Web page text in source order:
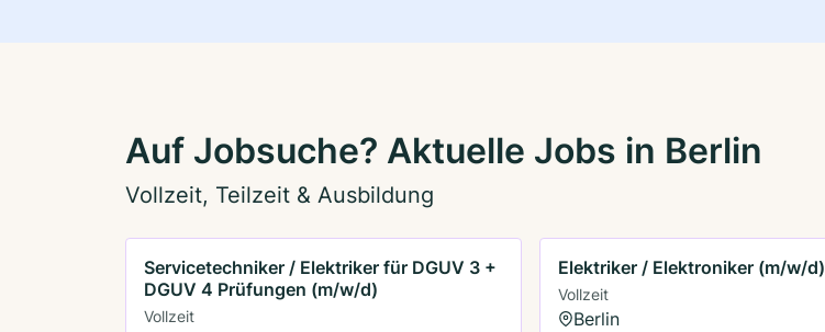
Auf Jobsuche? Aktuelle Jobs in Berlin
Vollzeit, Teilzeit & Ausbildung
Servicetechniker / Elektriker für DGUV 3 +
DGUV 4 Prüfungen (m/w/d)
Vollzeit
Elektriker / Elektroniker (m/w/d)
Vollzeit
Berlin